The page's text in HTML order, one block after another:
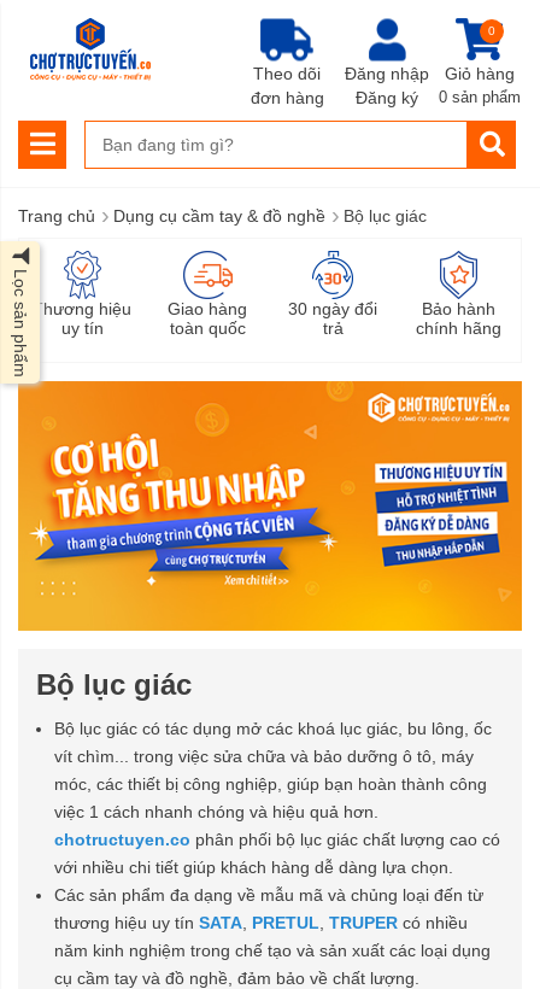
Đăng nhập
Đăng ký
Giỏ hàng
0
0 sản phẩm
Theo dõi
đơn hàng
Trang chủ › Dụng cụ cầm tay & đồ nghề › Bộ lục giác
Thương hiệu
uy tín
Giao hàng
toàn quốc
30 ngày đổi
trả
Bảo hành
chính hãng
Bộ lục giác
Bộ lục giác có tác dụng mở các khoá lục giác, bu lông, ốc
vít chìm... trong việc sửa chữa và bảo dưỡng ô tô, máy
móc, các thiết bị công nghiệp, giúp bạn hoàn thành công
việc 1 cách nhanh chóng và hiệu quả hơn.
chotructuyen.co phân phối bộ lục giác chất lượng cao có
với nhiều chi tiết giúp khách hàng dễ dàng lựa chọn.
Các sản phẩm đa dạng về mẫu mã và chủng loại đến từ
thương hiệu uy tín SATA PRETUL TRUPER có nhiều
năm kinh nghiệm trong chế tạo và sản xuất các loại dụng
cụ cầm tay và đồ nghề, đảm bảo về chất lượng.
Lọc sản phẩm